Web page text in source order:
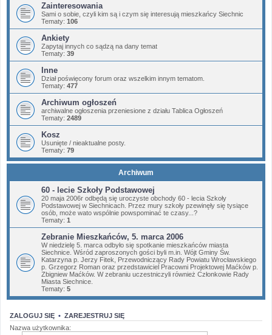
Zainteresowania
Sami o sobie, czyli kim są i czym się interesują mieszkańcy Siechnic
Tematy: 106
Ankiety
Zapytaj innych co sądzą na dany temat
Tematy: 39
Inne
Dział poświęcony forum oraz wszelkim innym tematom.
Tematy: 477
Archiwum ogłoszeń
archiwalne ogłoszenia przeniesione z działu Tablica Ogłoszeń
Tematy: 2489
Kosz
Usunięte / nieaktualne posty.
Tematy: 79
Archiwum
60 - lecie Szkoły Podstawowej
20 maja 2006r odbędą się uroczyste obchody 60 - lecia Szkoły
Podstawowej w Siechnicach. Przez mury szkoły pzewinęły się tysiące
osób, może wato wspólnie powspominać te czasy...?
Tematy: 1
Zebranie Mieszkańców, 5. marca 2006
W niedzielę 5. marca odbyło się spotkanie mieszkańców miasta
Siechnice. Wśród zaproszonych gości byli m.in. Wójt Gminy Św.
Katarzyna p. Jerzy Fitek, Przewodniczący Rady Powiatu Wrocławskiego
p. Grzegorz Roman oraz przedstawiciel Pracowni Projektowej Maćków p.
Zbigniew Maćków. W zebraniu uczestniczyli również Członkowie Rady
Miasta Siechnice.
Tematy: 5
ZALOGUJ SIĘ • ZAREJESTRUJ SIĘ
Nazwa użytkownika: